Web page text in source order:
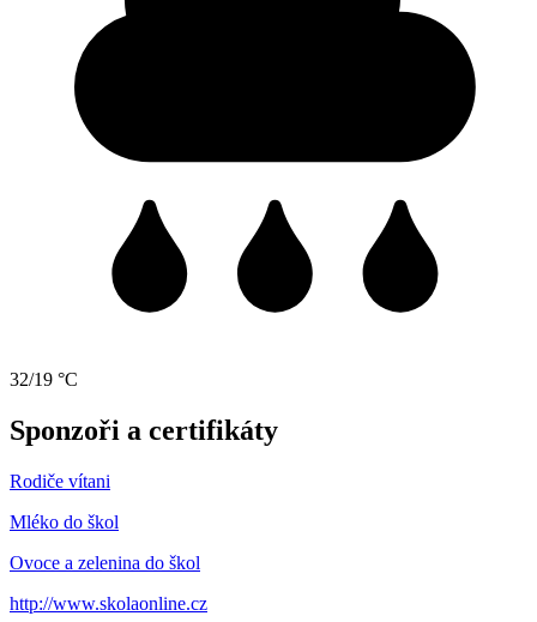
32/19 °C
Sponzoři a certifikáty
Rodiče vítani
Mléko do škol
Ovoce a zelenina do škol
http://www.skolaonline.cz